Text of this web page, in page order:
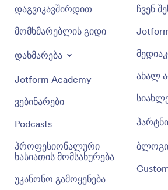
დაგვიკავშირდით
მომხმარებლის გიდი
დახმარება
Jotform Academy
ვებინარები
Podcasts
პროფესიონალური
ხასიათის მომსახურება
უკანონო გამოყენება
ჩვენ
ახალ
ბლოგი